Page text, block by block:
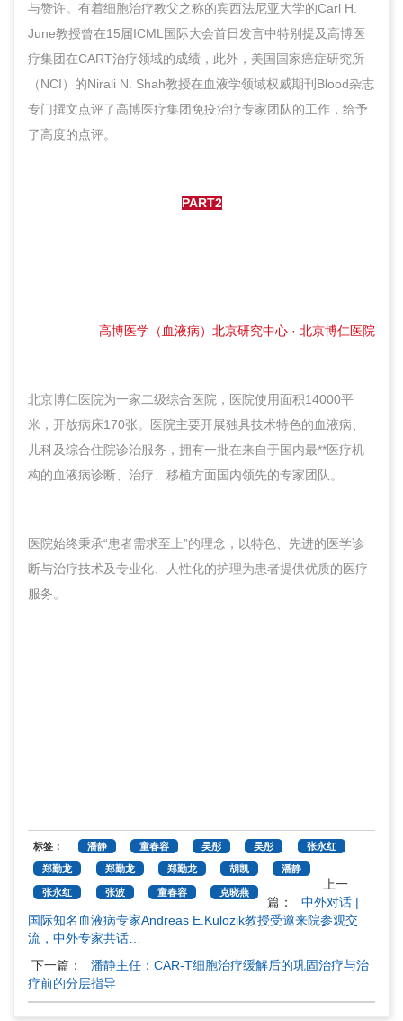
与赞许。有着细胞治疗教父之称的宾西法尼亚大学的Carl H.
June教授曾在15届ICML国际大会首日发言中特别提及高博医
疗集团在CART治疗领域的成绩，此外，美国国家癌症研究所
（NCI）的Nirali N. Shah教授在血液学领域权威期刊Blood杂志
专门撰文点评了高博医疗集团免疫治疗专家团队的工作，给予
了高度的点评。
PART2
高博医学（血液病）北京研究中心 · 北京博仁医院
北京博仁医院为一家二级综合医院，医院使用面积14000平
米，开放病床170张。医院主要开展独具技术特色的血液病、
儿科及综合住院诊治服务，拥有一批在来自于国内最**医疗机
构的血液病诊断、治疗、移植方面国内领先的专家团队。
医院始终秉承“患者需求至上”的理念，以特色、先进的医学诊
断与治疗技术及专业化、人性化的护理为患者提供优质的医疗
服务。
标签： 潘静 童春容 吴彤 吴彤 张永红
郑勤龙 郑勤龙 郑勤龙 胡凯 潘静
张永红 张波 童春容 克晓燕
上一
篇：
中外对话 |
国际知名血液病专家Andreas E.Kulozik教授受邀来院参观交
流，中外专家共话…
下一篇：
潘静主任：CAR-T细胞治疗缓解后的巩固治疗与治
疗前的分层指导